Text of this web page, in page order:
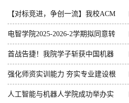
【对标竞进，争创一流】我校ACM
集训...
电智学院2025-2026-2学期拟同意转
出...
首战告捷！我院学子斩获中国机器
人...
强化师资实训能力 夯实专业建设根
基...
人工智能与机器人学院成功举办实